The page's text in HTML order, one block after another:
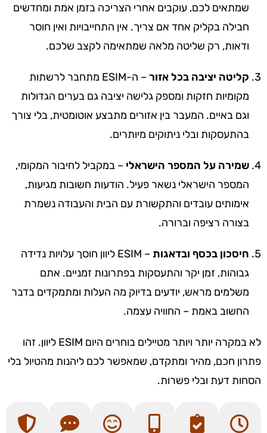
שמתאים לכם, עוקבים אחרי הצריכה בזמן אמת ומחדשים
חבילה בקליק אחד אם צריך. אין התחייבויות ואין חוסר
ודאות, רק שליטה מלאה שמתאימה לקצב שלכם.
קליטה יציבה בכל אזור
– ה-ESIM מתחבר לרשתות
מקומיות חזקות ומספק גלישה יציבה גם בערים הגדולות
וגם באיים. המעבר בין אזורים מתבצע אוטומטית, בלי צורך
בהתעסקות ובלי ניתוקים מיותרים.
שמירה על המספר הישראלי – במקביל לחיבור המקומי,
המספר הישראלי נשאר פעיל. הודעות חשובות מגיעות,
אימותים עובדים והתקשורת עם הבית והעבודה נשמרת
בצורה רציפה וברורה.
חיסכון בכסף ובדאגות
– ESIM ליוון חוסך עלויות נדידה
גבוהות, זמן יקר והתעסקות בפתרונות זמניים. אתם
משלמים מראש, יודעים בדיוק מה העלות ומתמקדים בדבר
החשוב באמת – החוויה עצמה.
לא במקרה יותר ויותר מטיילים בוחרים היום ESIM ליוון. זהו
פתרון חכם, מהיר ומתקדם, שמאפשר לכם ליהנות מהטיול בלי
הסחות דעת ובלי פשרות.